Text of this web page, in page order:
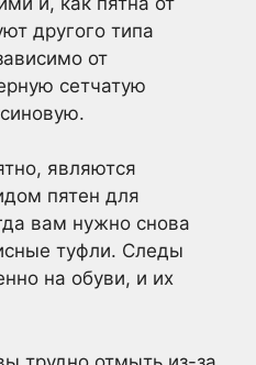
другого типа
от
сетчатую
являются
пятен для
вам нужно снова
туфли. Следы
на обуви, и их